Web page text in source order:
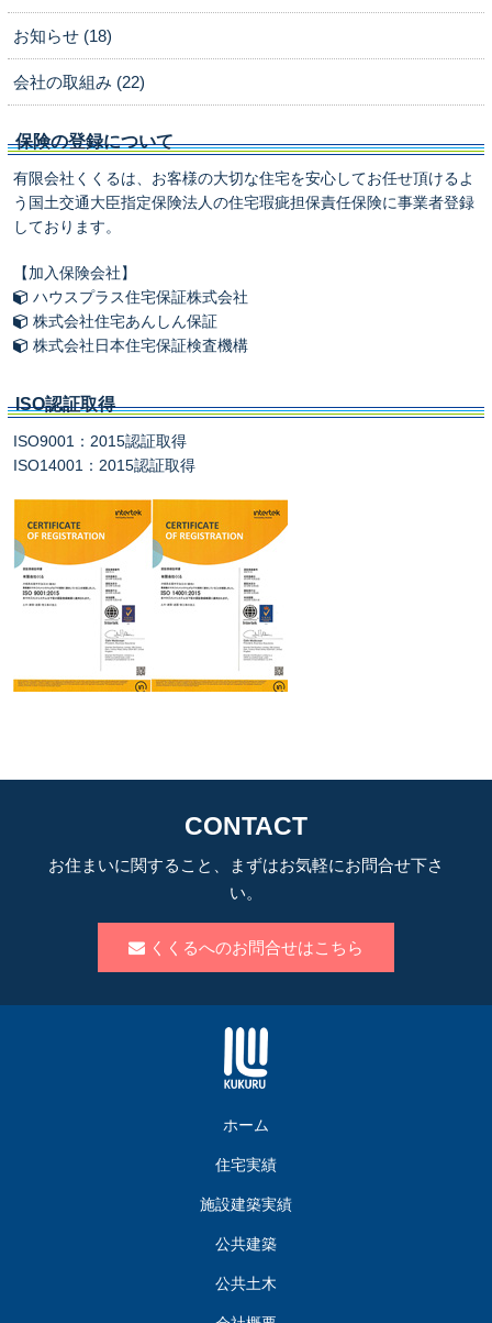
お知らせ (18)
会社の取組み (22)
保険の登録について
有限会社くくるは、お客様の大切な住宅を安心してお任せ頂けるよ
う国土交通大臣指定保険法人の住宅瑕疵担保責任保険に事業者登録
しております。
【加入保険会社】
ハウスプラス住宅保証株式会社
株式会社住宅あんしん保証
株式会社日本住宅保証検査機構
ISO認証取得
ISO9001：2015認証取得
ISO14001：2015認証取得
CONTACT
お住まいに関すること、まずはお気軽にお問合せ下さ
い。
くくるへのお問合せはこちら
ホーム
住宅実績
施設建築実績
公共建築
公共土木